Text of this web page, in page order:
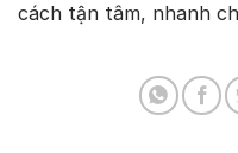
cách tận tâm, nhanh